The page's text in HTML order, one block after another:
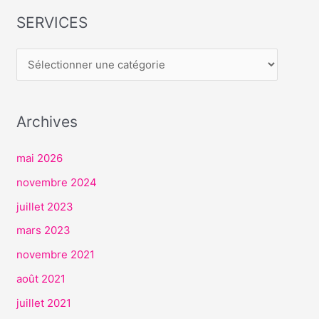
SERVICES
S
V
C
Archives
mai 2026
novembre 2024
juillet 2023
mars 2023
novembre 2021
août 2021
juillet 2021